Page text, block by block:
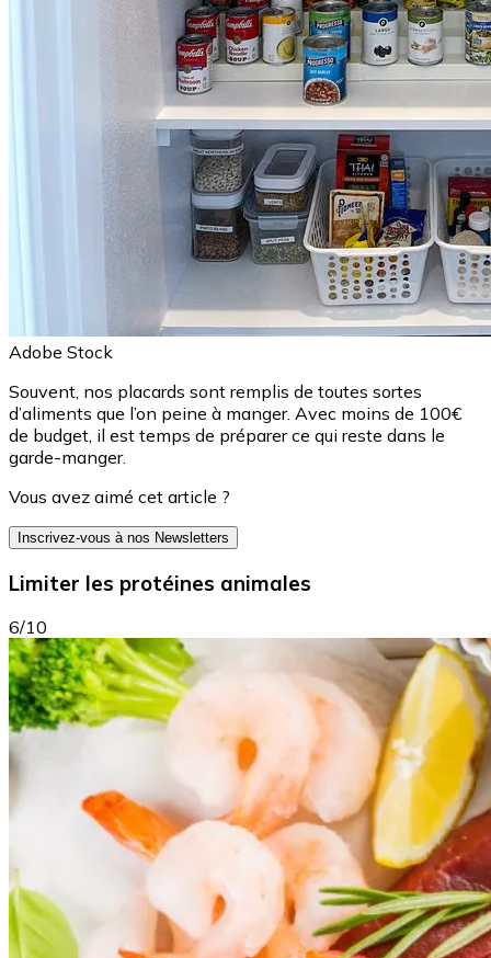
Adobe Stock
Souvent, nos placards sont remplis de toutes sortes
d’aliments que l’on peine à manger. Avec moins de 100€
de budget, il est temps de préparer ce qui reste dans le
garde-manger.
Vous avez aimé cet article ?
Inscrivez-vous à nos Newsletters
Limiter les protéines animales
6/10